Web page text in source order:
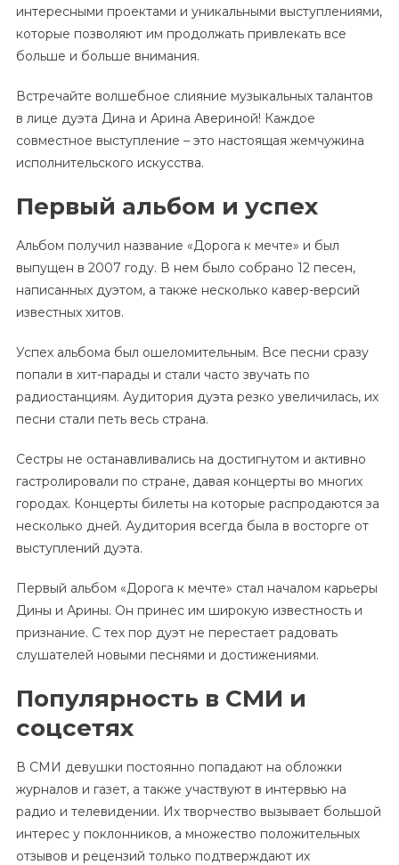
интересными проектами и уникальными выступлениями,
которые позволяют им продолжать привлекать все
больше и больше внимания.
Встречайте волшебное слияние музыкальных талантов
в лице дуэта Дина и Арина Авериной! Каждое
совместное выступление – это настоящая жемчужина
исполнительского искусства.
Первый альбом и успех
Альбом получил название «Дорога к мечте» и был
выпущен в 2007 году. В нем было собрано 12 песен,
написанных дуэтом, а также несколько кавер-версий
известных хитов.
Успех альбома был ошеломительным. Все песни сразу
попали в хит-парады и стали часто звучать по
радиостанциям. Аудитория дуэта резко увеличилась, их
песни стали петь весь страна.
Сестры не останавливались на достигнутом и активно
гастролировали по стране, давая концерты во многих
городах. Концерты билеты на которые распродаются за
несколько дней. Аудитория всегда была в восторге от
выступлений дуэта.
Первый альбом «Дорога к мечте» стал началом карьеры
Дины и Арины. Он принес им широкую известность и
признание. С тех пор дуэт не перестает радовать
слушателей новыми песнями и достижениями.
Популярность в СМИ и
соцсетях
В СМИ девушки постоянно попадают на обложки
журналов и газет, а также участвуют в интервью на
радио и телевидении. Их творчество вызывает большой
интерес у поклонников, а множество положительных
отзывов и рецензий только подтверждают их